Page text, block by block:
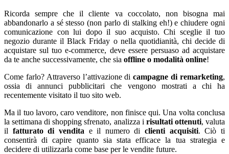
Ricorda sempre che il cliente va coccolato, non bisogna mai
abbandonarlo a sé stesso (non parlo di stalking eh!) e chiudere ogni
comunicazione con lui dopo il suo acquisto. Chi sceglie il tuo
negozio durante il Black Friday o nella quotidianità, chi decide di
acquistare sul tuo e-commerce, deve essere persuaso ad acquistare
da te anche successivamente, che sia offline o modalità online!
Come farlo? Attraverso l’attivazione dicampagne di remarketing,
ossia di annunci pubblicitari che vengono mostrati a chi ha
recentemente visitato il tuo sito web.
Ma il tuo lavoro, caro venditore, non finisce qui. Una volta conclusa
la settimana di shopping sfrenato, analizza i risultati ottenuti, valuta
il fatturato di vendita e il numero diclienti acquisiti. Ciò ti
consentirà di capire quanto sia stata efficace la tua strategia e
decidere di utilizzarla come base per le vendite future.